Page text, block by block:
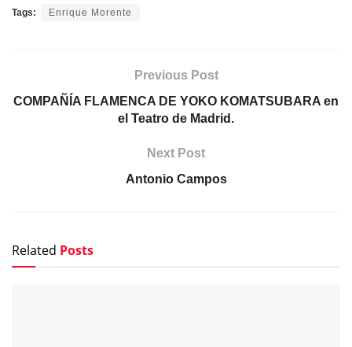
Tags: Enrique Morente
Previous Post
COMPAÑÍA FLAMENCA DE YOKO KOMATSUBARA en
el Teatro de Madrid.
Next Post
Antonio Campos
Related Posts